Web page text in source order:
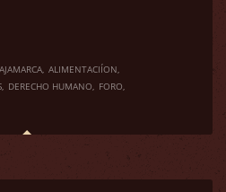
ALIMENTACIÍON
DERECHO HUMANO FORO